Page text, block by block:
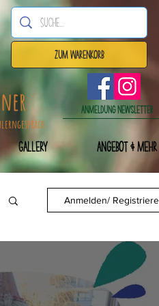
Anmeldung Newsletter
Zum Warenkorb
Gallery Angebot & mehr
Anmelden/